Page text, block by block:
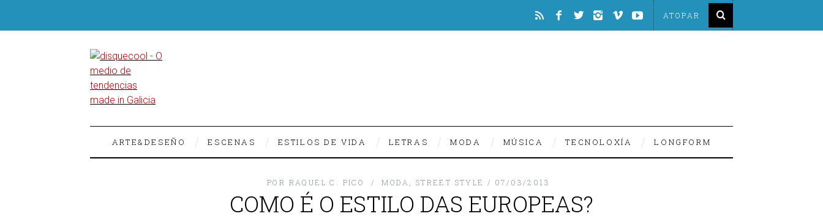
ARTE&DESEÑO ESCENAS ESTILOS DE VIDA LETRAS MODA MÚSICA TECNOLOXÍA LONGFORM
POR RAQUEL C. PICO MODA STREET STYLE 07/03/2013
COMO É O ESTILO DAS EUROPEAS?